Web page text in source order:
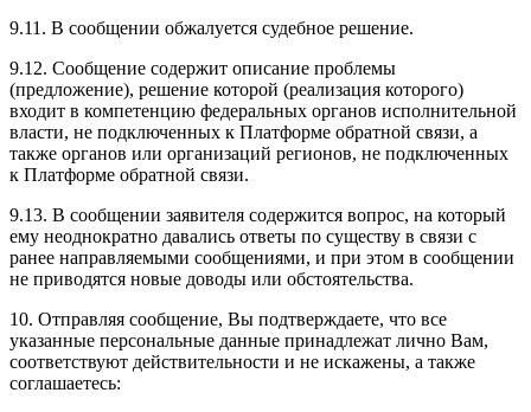
9.11. В сообщении обжалуется судебное решение.
9.12. Сообщение содержит описание проблемы
(предложение), решение которой (реализация которого)
входит в компетенцию федеральных органов исполнительной
власти, не подключенных к Платформе обратной связи, а
также органов или организаций регионов, не подключенных
к Платформе обратной связи.
9.13. В сообщении заявителя содержится вопрос, на который
ему неоднократно давались ответы по существу в связи с
ранее направляемыми сообщениями, и при этом в сообщении
не приводятся новые доводы или обстоятельства.
10. Отправляя сообщение, Вы подтверждаете, что все
указанные персональные данные принадлежат лично Вам,
соответствуют действительности и не искажены, а также
соглашаетесь: